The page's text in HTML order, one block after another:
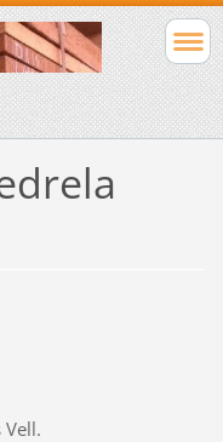
Vell.